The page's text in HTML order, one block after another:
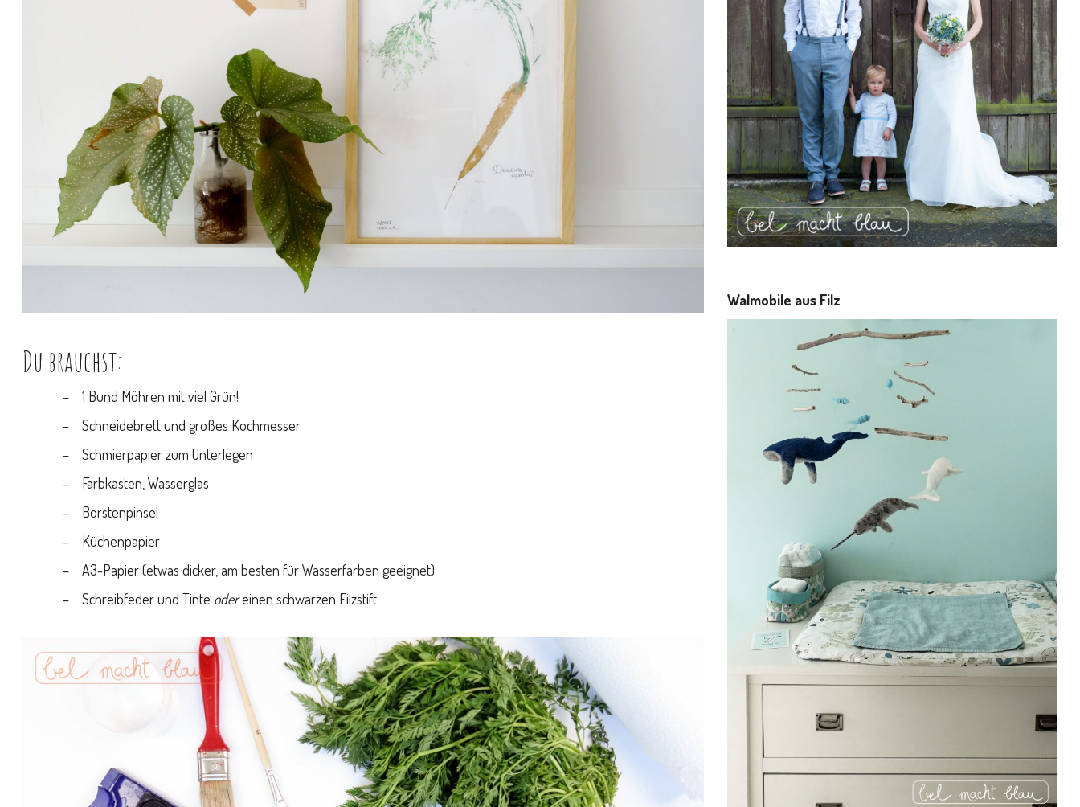
Du brauchst:
1 Bund Möhren mit viel Grün!
Schneidebrett und großes Kochmesser
Schmierpapier zum Unterlegen
Farbkasten, Wasserglas
Borstenpinsel
Küchenpapier
A3-Papier (etwas dicker, am besten für Wasserfarben geeignet)
Schreibfeder und Tinte odereinen schwarzen Filzstift
Walmobile aus Filz